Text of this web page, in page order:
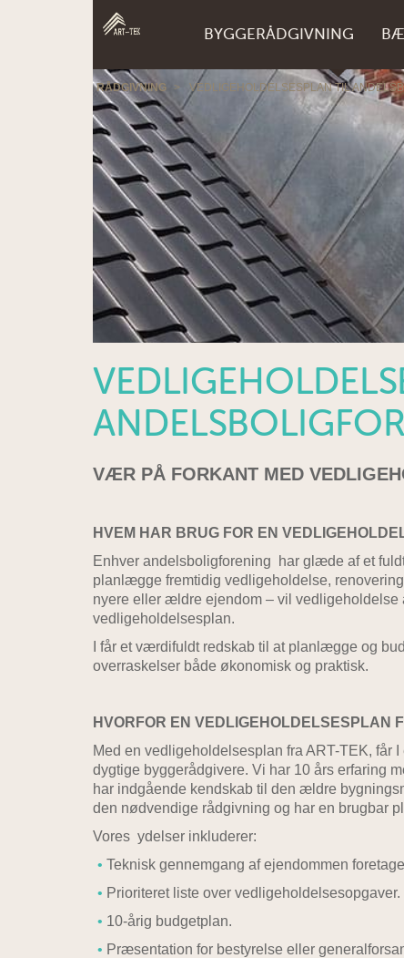
BYGGERÅDGIVNING
RÅDGIVNING > VEDLIGEHOLDELSESPLAN TIL
VÆR PÅ FORKANT MED
HVEM HAR BRUG FOR EN
Enhver andelsboligforening har glæde af et
planlægge fremtidig vedligeholdelse,
nyere eller ældre ejendom – vil
vedligeholdelsesplan.
I får et værdifuldt redskab til at planlægge og
overraskelser både økonomisk og praktisk.
HVORFOR EN VEDLIGEHOLDELSESPLAN
Med en vedligeholdelsesplan fra ART-TEK, får
dygtige byggerådgivere. Vi har 10 års erfaring
har indgående kendskab til den ældre
den nødvendige rådgivning og har en brugbar
Vores ydelser inkluderer:
Teknisk gennemgang af ejendommen
Prioriteret liste over vedligeholdelsesopgaver.
10-årig budgetplan.
Præsentation for bestyrelse eller